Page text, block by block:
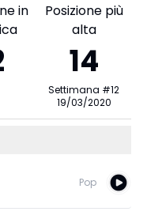
in
Posizione più
alta
14
Settimana #12
19/03/2020
Pop